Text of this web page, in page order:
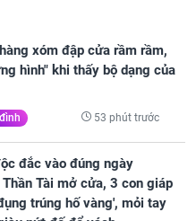
xóm đập cửa rầm rầm,
hình" khi thấy bộ dạng của
53 phút trước
đắc vào đúng ngày
Tài mở cửa, 3 con giáp
trúng hố vàng', mỏi tay